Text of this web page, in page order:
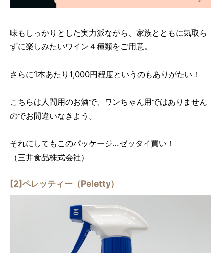
味もしっかりとした実力派ながら、家族とともに気取ら
ずに楽しみたいワイン４種類をご用意。
さらに1本あたり1,000円程度というのもありがたい！
こちらは人間用のお酒で、ワンちゃん用ではありません
のでお間違いなきよう。
それにしてもこのパッケージ…ゼッタイ買い！
（三井食品株式会社）
[2]ペレッティー（Peletty）